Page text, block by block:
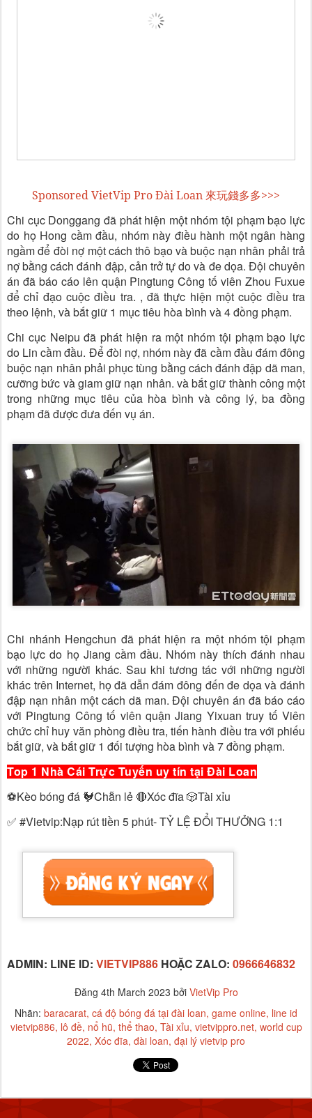
Sponsored VietVip Pro Đài Loan 來玩錢多多>>>
Chi cục Donggang đã phát hiện một nhóm tội phạm bạo lực
do họ Hong cầm đầu, nhóm này điều hành một ngân hàng
ngầm để đòi nợ một cách thô bạo và buộc nạn nhân phải trả
nợ bằng cách đánh đập, cản trở tự do và đe dọa. Đội chuyên
án đã báo cáo lên quận Pingtung Công tố viên Zhou Fuxue
để chỉ đạo cuộc điều tra. , đã thực hiện một cuộc điều tra
theo lệnh, và bắt giữ 1 mục tiêu hòa bình và 4 đồng phạm.
Chi cục Neipu đã phát hiện ra một nhóm tội phạm bạo lực
do Lin cầm đầu. Để đòi nợ, nhóm này đã cầm đầu đám đông
buộc nạn nhân phải phục tùng bằng cách đánh đập dã man,
cưỡng bức và giam giữ nạn nhân. và bắt giữ thành công một
trong những mục tiêu của hòa bình và công lý, ba đồng
phạm đã được đưa đến vụ án.
Chi nhánh Hengchun đã phát hiện ra một nhóm tội phạm
bạo lực do họ Jiang cầm đầu. Nhóm này thích đánh nhau
với những người khác. Sau khi tương tác với những người
khác trên Internet, họ đã dẫn đám đông đến đe dọa và đánh
đập nạn nhân một cách dã man. Đội chuyên án đã báo cáo
với Pingtung Công tố viên quận Jiang Yixuan truy tố Viên
chức chỉ huy văn phòng điều tra, tiến hành điều tra với phiếu
bắt giữ, và bắt giữ 1 đối tượng hòa bình và 7 đồng phạm.
Top 1 Nhà Cái Trực Tuyến uy tín tại Đài Loan
⚽️Kèo bóng đá 🐓Chẵn lẻ 🔴Xóc đĩa 🎲Tài xỉu
✅ #Vietvip:Nạp rút tiền 5 phút- TỶ LỆ ĐỔI THƯỞNG 1:1
ADMIN: LINE ID: VIETVIP886 HOẶC ZALO: 0966646832
Đăng 4th March 2023 bởi VietVip Pro
Nhãn: baracarat cá độ bóng đá tại đài loan game online line id
vietvip886 lô đề nổ hũ thể thao Tài xỉu vietvippro.net world cup
2022 Xóc đĩa đài loan đại lý vietvip pro